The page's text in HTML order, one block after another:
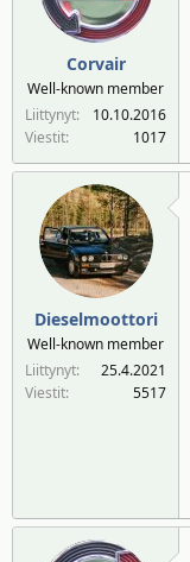
Corvair
Well-known member
Liittynyt
10.10.2016
Viestit
1017
Dieselmoottori
Well-known member
Liittynyt
25.4.2021
Viestit
5517